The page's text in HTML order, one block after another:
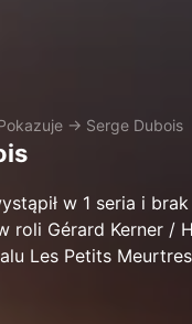
→ Serge Dubois
w 1 seria i
roli Gérard Kerner /
Les Petits